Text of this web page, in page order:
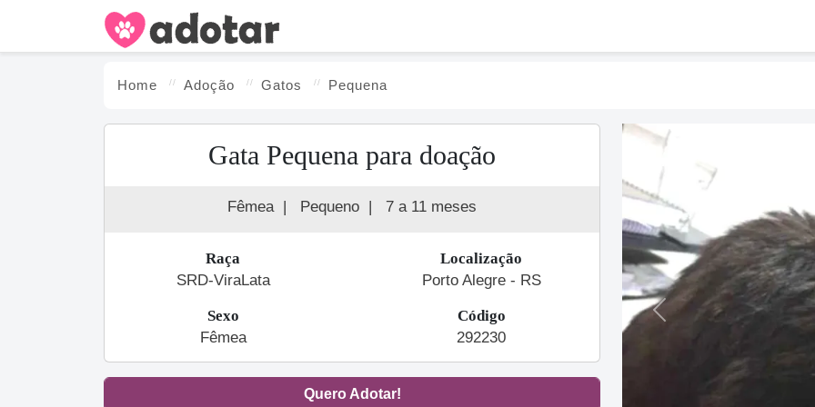
Home Adoção Gatos Pequena
Gata Pequena para doação
Fêmea | Pequeno | 7 a 11 meses
Raça
SRD-ViraLata
Localização
Porto Alegre - RS
Sexo
Fêmea
Código
292230
Quero Adotar!
Previous